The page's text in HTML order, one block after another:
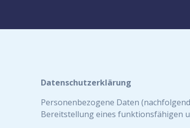
Datenschutzerklärung
Personenbezogene Daten
Bereitstellung eines funktionsfähigen